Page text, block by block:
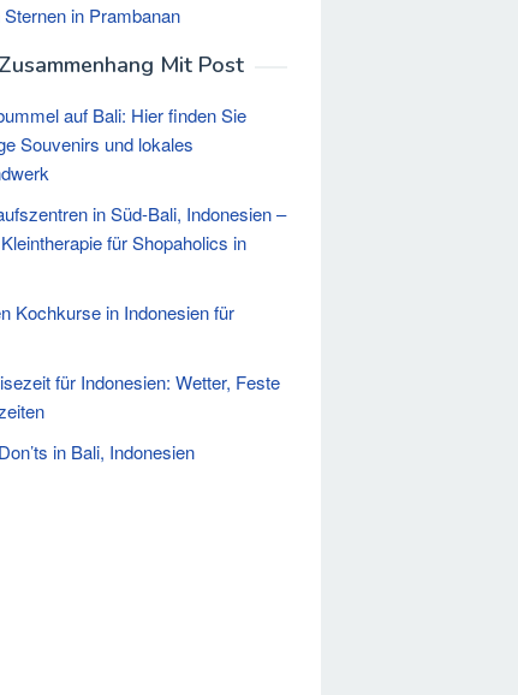
Sternen in Prambanan
Mit Post
auf Bali: Hier finden Sie
Souvenirs und lokales
in Süd-Bali, Indonesien –
für Shopaholics in
Kochkurse in Indonesien für
für Indonesien: Wetter, Feste
in Bali, Indonesien